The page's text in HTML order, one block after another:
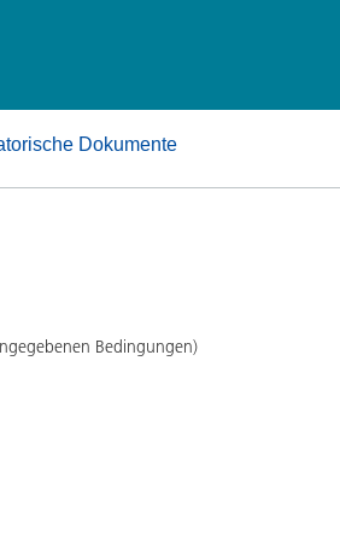
Dokumente
Bedingungen)